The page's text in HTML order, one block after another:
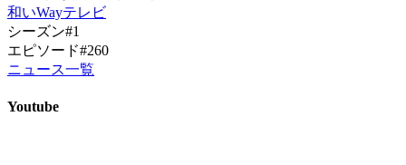
和いWayテレビ
シーズン#1
エピソード#260
ニュース一覧
Youtube